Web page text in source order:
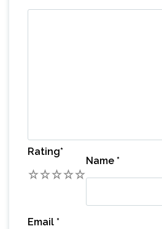
Rating*
5
4
3
2
Name *
Email *